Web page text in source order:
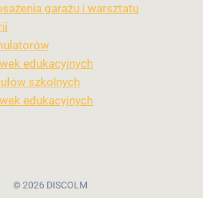
garażu i warsztatu
edukacyjnych
szkolnych
edukacyjnych
© 2026 DISCOLM